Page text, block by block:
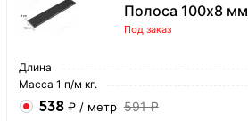
Полоса 100х8 мм
Под заказ
Длина
Масса 1 п/м кг.
538 ₽ / метр 591 ₽